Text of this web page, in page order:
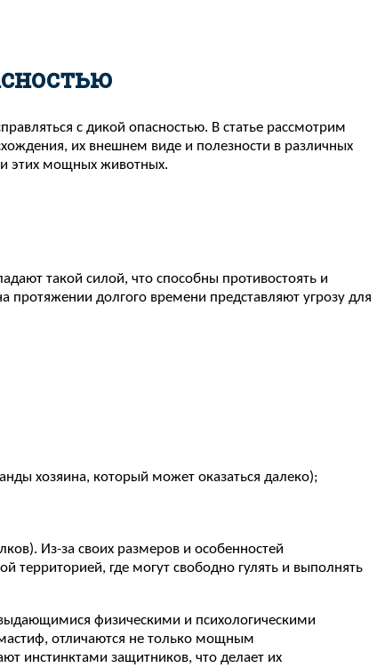
с дикой опасностью. В статье рассмотрим
их внешнем виде и полезности в различных
этих мощных животных.
такой силой, что способны противостоять и
долгого времени представляют угрозу для
хозяина, который может оказаться далеко);
Из-за своих размеров и особенностей
территорией, где могут свободно гулять и выполнять
физическими и психологическими
отличаются не только мощным
инстинктами защитников, что делает их